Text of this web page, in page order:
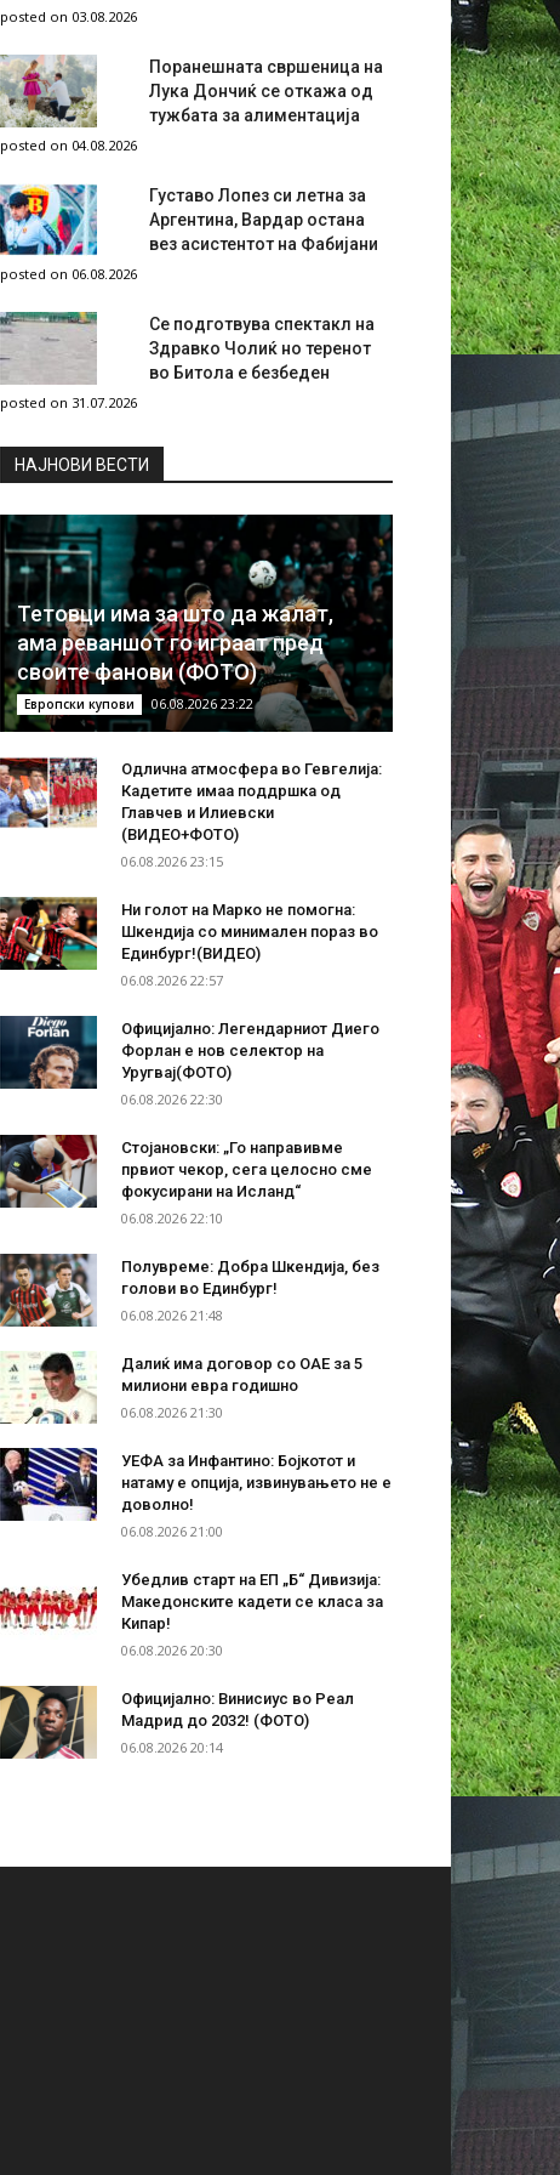
posted on 03.08.2026
Поранешната свршеница на
Лука Дончиќ се откажа од
тужбата за алиментација
posted on 04.08.2026
Густаво Лопез си летна за
Аргентина, Вардар остана
вез асистентот на Фабијани
posted on 06.08.2026
Се подготвува спектакл на
Здравко Чолиќ но теренот
во Битола е безбеден
posted on 31.07.2026
НAЈНОВИ ВЕСТИ
Тетовци има за што да жалат,
ама реваншот го играат пред
своите фанови (ФОТО)
Европски купови 06.08.2026 23:22
Одлична атмосфера во Гевгелија:
Кадетите имаа поддршка од
Главчев и Илиевски
(ВИДЕО+ФОТО)
06.08.2026 23:15
Ни голот на Марко не помогна:
Шкендија со минимален пораз во
Единбург!(ВИДЕО)
06.08.2026 22:57
Официјално: Легендарниот Диего
Форлан е нов селектор на
Уругвај(ФОТО)
06.08.2026 22:30
Стојановски: „Го направивме
првиот чекор, сега целосно сме
фокусирани на Исланд“
06.08.2026 22:10
Полувреме: Добра Шкендија, без
голови во Единбург!
06.08.2026 21:48
Далиќ има договор со ОАЕ за 5
милиони евра годишно
06.08.2026 21:30
УЕФА за Инфантино: Бојкотот и
натаму е опција, извинувањето не е
доволно!
06.08.2026 21:00
Убедлив старт на ЕП „Б“ Дивизија:
Македонските кадети се класа за
Кипар!
06.08.2026 20:30
Официјално: Винисиус во Реал
Мадрид до 2032! (ФОТО)
06.08.2026 20:14